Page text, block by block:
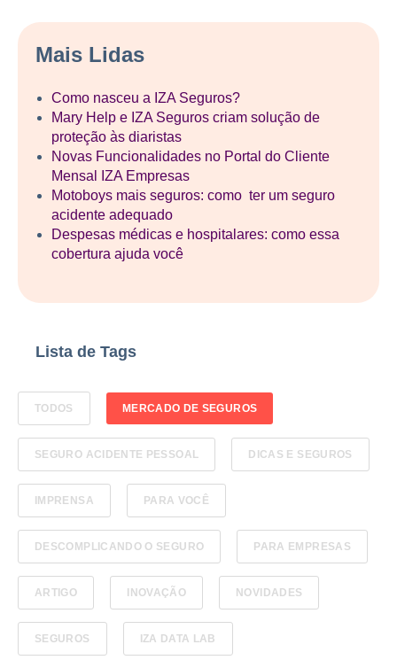
Mais Lidas
Como nasceu a IZA Seguros?
Mary Help e IZA Seguros criam solução de
proteção às diaristas
Novas Funcionalidades no Portal do Cliente
Mensal IZA Empresas
Motoboys mais seguros: como ter um seguro
acidente adequado
Despesas médicas e hospitalares: como essa
cobertura ajuda você
Lista de Tags
TODOS MERCADO DE SEGUROS
SEGURO ACIDENTE PESSOAL DICAS E SEGUROS
IMPRENSA PARA VOCÊ
DESCOMPLICANDO O SEGURO PARA EMPRESAS
ARTIGO INOVAÇÃO NOVIDADES
SEGUROS IZA DATA LAB